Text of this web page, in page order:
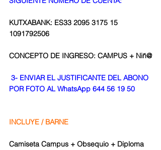
KUTXABANK: ES33 2095 3175 15
1091792506
CONCEPTO DE INGRESO: CAMPUS + Niñ@
3- ENVIAR EL JUSTIFICANTE DEL ABONO
POR FOTO AL WhatsApp 644 56 19 50
INCLUYE / BARNE
Camiseta Campus + Obsequio + Diploma